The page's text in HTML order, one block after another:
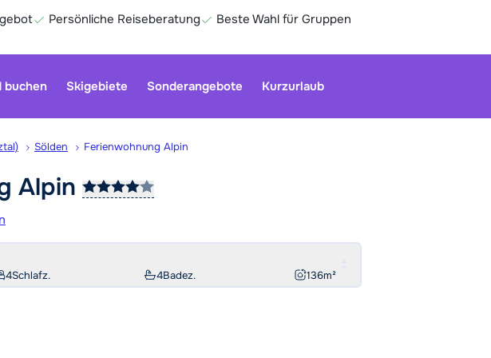
Persönliche Reiseberatung Beste Wahl für Gruppen
buchen Skigebiete Sonderangebote Kurzurlaub
Sölden Ferienwohnung Alpin
Alpin
4Schlafz. 4Badez. 136m²